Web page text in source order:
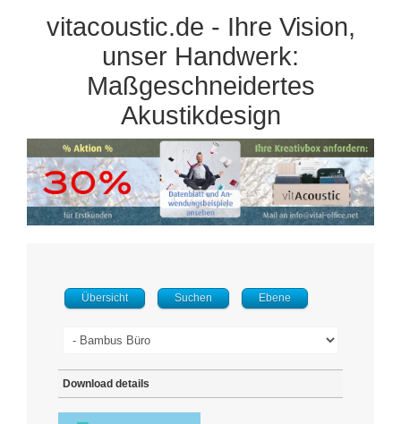
vitacoustic.de - Ihre Vision,
unser Handwerk:
Maßgeschneidertes
Akustikdesign
Übersicht Suchen Ebene
Download details